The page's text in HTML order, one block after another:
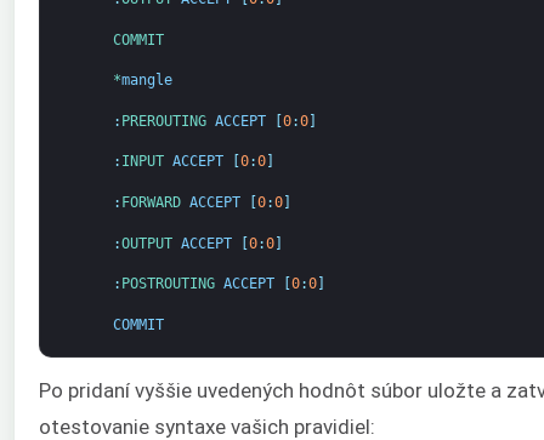
COMMIT
*mangle
: PREROUTING ACCEPT [0:0]
: INPUT ACCEPT 0:0]
: FORWARD ACCEPT 0:0]
:OUTPUT ACCEPT [0:0]
: POSTROUTING ACCEPT 0:0]
COMMIT
Po pridaní vyššie uvedených hodnôt súbor uložte a
otestovanie syntaxe vašich pravidiel: